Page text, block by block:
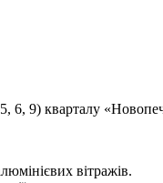
9) кварталу
вітражів.